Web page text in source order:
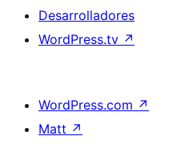
Desarrolladores
WordPress.tv ↗
WordPress.com ↗
Matt ↗